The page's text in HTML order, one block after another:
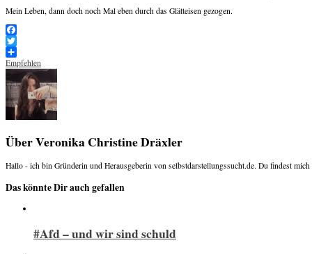
Mein Leben, dann doch noch Mal eben durch das Glätteisen gezogen.
Facebook
Twitter
Empfehlen
Über Veronika Christine Dräxler
Hallo - ich bin Gründerin und Herausgeberin von selbstdarstellungssucht.de. Du findest mich
Das könnte Dir auch gefallen
#Afd – und wir sind schuld